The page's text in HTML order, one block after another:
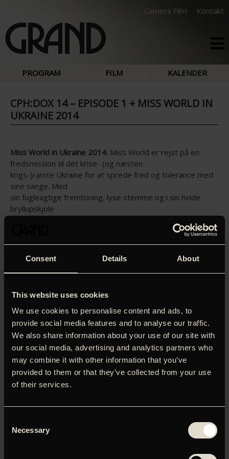
Consent Details About
This website uses cookies
We use cookies to personalise content and ads, to
provide social media features and to analyse our traffic.
We also share information about your use of our site with
our social media, advertising and analytics partners who
may combine it with other information that you’ve
provided to them or that they’ve collected from your use
of their services.
Selection
Necessary
Camera Film Kontakt
PROGRAM FILM KALENDER
CPH:DOX 14 – EPISODE 1 + MISS WORLD IN
UKRAINE 2014
Miss World in Ukraine 2014: Miss World er rejst på en
fredsmission til det krise- (og næsten
krigs-)ramte Ukraine for at sprede fred og tolerance med
sine sange. Med
sin fugleagtige fremtoning, lyse stemme og i sin hvide
bryllupskjole
himlen. En amerikansk akademiker analyserer ‘projektet’.
Begge to er
interventionistiske – men
man kender
fra den politiske protestfilm. Reaktionen fra de mennesker
Miss World
møder er imødekommende og oprigtige – i hvert fald for
de flestes
vedkommende. Episode 1
: Alene og uden anden bagage
end et analogt Hi8-videokamera og svære
kærestesorger rejser Renzo Martens illegalt ind i
Tjetjenien. Året er
at blive skudt ned af en vred, russisk soldat. Men Martens
er faktisk
sønderskudte